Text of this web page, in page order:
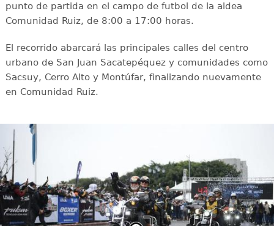
punto de partida en el campo de futbol de la aldea
Comunidad Ruiz, de 8:00 a 17:00 horas.
El recorrido abarcará las principales calles del centro
urbano de San Juan Sacatepéquez y comunidades como
Sacsuy, Cerro Alto y Montúfar, finalizando nuevamente
en Comunidad Ruiz.